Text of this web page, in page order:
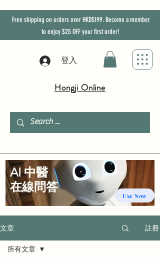
Free shipping on orders over HKD$199. Become a member
to enjoy$25 OFFyour first order!
登入
Hongji Online
文章 註冊
所有文章
Use Now
AI 中醫
​在線問答